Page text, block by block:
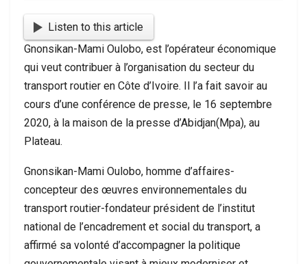
Listen to this article
Gnonsikan-Mami Oulobo, est l’opérateur économique
qui veut contribuer à l’organisation du secteur du
transport routier en Côte d’Ivoire. Il l’a fait savoir au
cours d’une conférence de presse, le 16 septembre
2020, à la maison de la presse d’Abidjan(Mpa), au
Plateau.
Gnonsikan-Mami Oulobo, homme d’affaires-
concepteur des œuvres environnementales du
transport routier-fondateur président de l’institut
national de l’encadrement et social du transport, a
affirmé sa volonté d’accompagner la politique